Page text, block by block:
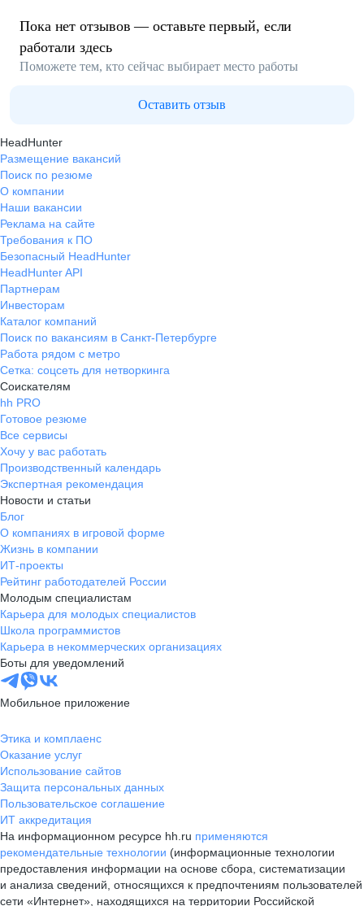
Пока нет отзывов — оставьте первый, если
работали здесь
Поможете тем, кто сейчас выбирает место работы
Оставить отзыв
HeadHunter
Размещение вакансий
Поиск по резюме
О компании
Наши вакансии
Реклама на сайте
Требования к ПО
Безопасный HeadHunter
HeadHunter API
Партнерам
Инвесторам
Каталог компаний
Поиск по вакансиям в Санкт-Петербурге
Работа рядом с метро
Сетка: соцсеть для нетворкинга
Соискателям
hh PRO
Готовое резюме
Все сервисы
Хочу у вас работать
Производственный календарь
Экспертная рекомендация
Новости и статьи
Блог
О компаниях в игровой форме
Жизнь в компании
ИТ-проекты
Рейтинг работодателей России
Молодым специалистам
Карьера для молодых специалистов
Школа программистов
Карьера в некоммерческих организациях
Боты для уведомлений
Мобильное приложение
Этика и комплаенс
Оказание услуг
Использование сайтов
Защита персональных данных
Пользовательское соглашение
ИТ аккредитация
На информационном ресурсе hh.ru применяются
рекомендательные технологии (информационные технологии
предоставления информации на основе сбора, систематизации
и анализа сведений, относящихся к предпочтениям пользователей
сети «Интернет», находящихся на территории Российской